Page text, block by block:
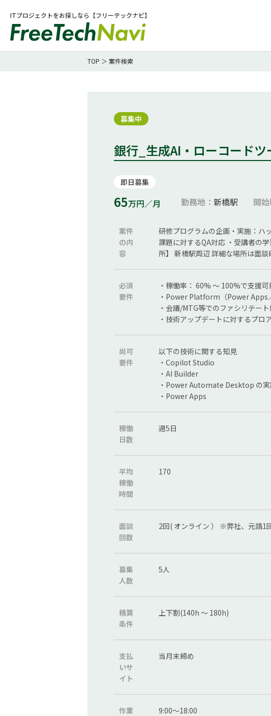
ITプロジェクトをお探しなら【フリーテックナビ】
TOP ＞ 案件検索
募集中
銀行_生成AI・ローコード
即日募集
65万円／月 勤務地： 新橋駅 開始
案件
の内
容
研修プログラムの企画・実施：ハ
課題に対するQA対応 ・受講者の
所】 新橋駅周辺 詳細な場所は面
必須
要件
・稼働率： 60% 〜 100%で支援
・Power Platform（Power
・会議/MTG等でのファシリテー
・技術アップデートに対するプロ
尚可
要件
以下の技術に関する知見
・Copilot Studio
・AI Builder
・Power Automate Desktop の実
・Power Apps
稼働
日数
週5日
平均
稼働
時間
170
面談
回数
2回( オンライン ） ※弊社、元請1
募集
人数
5人
精算
条件
上下割(140h ～ 180h)
支払
いサ
イト
当月末締め
作業
9:00～18:00